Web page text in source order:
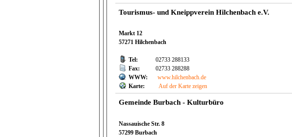
Tourismus- und Kneippverein Hilchenbach e.V.
Markt 12
57271 Hilchenbach
Tel:
02733 288133
Fax:
02733 288288
WWW:
www.hilchenbach.de
Karte:
Auf der Karte zeigen
Gemeinde Burbach - Kulturbüro
Nassauische Str. 8
57299 Burbach